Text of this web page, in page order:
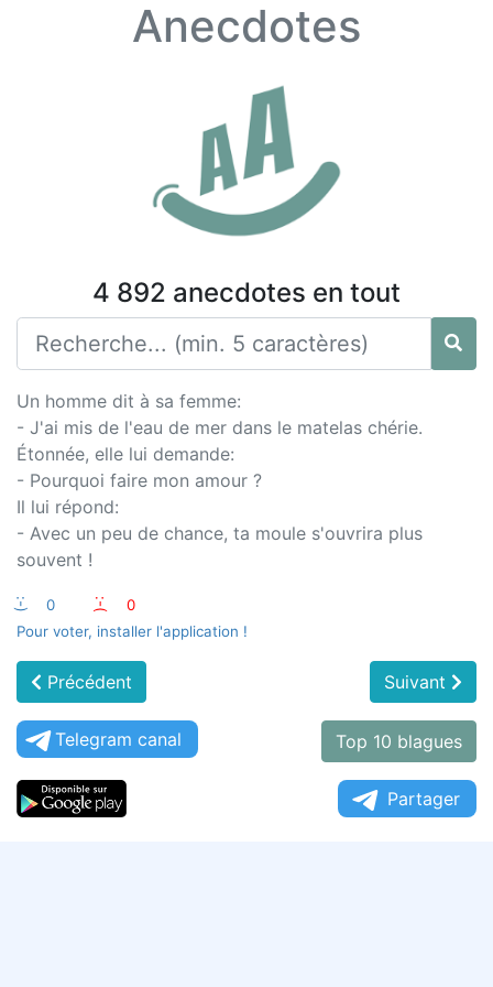
Anecdotes
4 892 anecdotes en tout
Un homme dit à sa femme:
- J'ai mis de l'eau de mer dans le matelas chérie.
Étonnée, elle lui demande:
- Pourquoi faire mon amour ?
Il lui répond:
- Avec un peu de chance, ta moule s'ouvrira plus
souvent !
:-) 0 :-(
0
Pour voter, installer l'application !
Précédent Suivant
Telegram canal Top 10 blagues
Partager